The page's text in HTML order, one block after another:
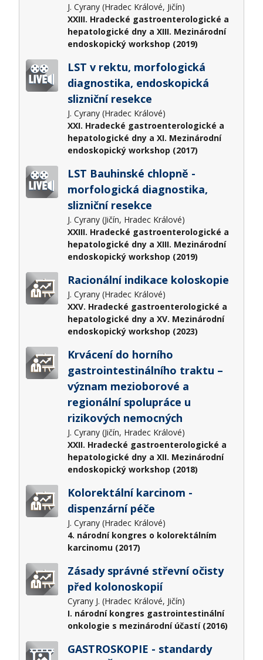
J. Cyrany (Hradec Králové, Jičín)
XXIII. Hradecké gastroenterologické a
hepatologické dny a XIII. Mezinárodní
endoskopický workshop (2019)
LST v rektu, morfologická
diagnostika, endoskopická
slizniční resekce
J. Cyrany (Hradec Králové)
XXI. Hradecké gastroenterologické a
hepatologické dny a XI. Mezinárodní
endoskopický workshop (2017)
LST Bauhinské chlopně -
morfologická diagnostika,
slizniční resekce
J. Cyrany (Jičín, Hradec Králové)
XXIII. Hradecké gastroenterologické a
hepatologické dny a XIII. Mezinárodní
endoskopický workshop (2019)
Racionální indikace koloskopie
J. Cyrany (Hradec Králové)
XXV. Hradecké gastroenterologické a
hepatologické dny a XV. Mezinárodní
endoskopický workshop (2023)
Krvácení do horního
gastrointestinálního traktu –
význam mezioborové a
regionální spolupráce u
rizikových nemocných
J. Cyrany (Jičín, Hradec Králové)
XXII. Hradecké gastroenterologické a
hepatologické dny a XII. Mezinárodní
endoskopický workshop (2018)
Kolorektální karcinom -
dispenzární péče
J. Cyrany (Hradec Králové)
4. národní kongres o kolorektálním
karcinomu (2017)
Zásady správné střevní očisty
před kolonoskopií
Cyrany J. (Hradec Králové, Jičín)
I. národní kongres gastrointestinální
onkologie s mezinárodní účastí (2016)
GASTROSKOPIE - standardy